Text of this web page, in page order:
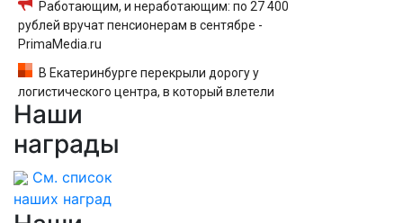
Работающим, и неработающим: по 27 400
рублей вручат пенсионерам в сентябре -
PrimaMedia.ru
В Екатеринбурге перекрыли дорогу у
логистического центра, в который влетели
БПЛА
Наши
награды
См. список
наших наград